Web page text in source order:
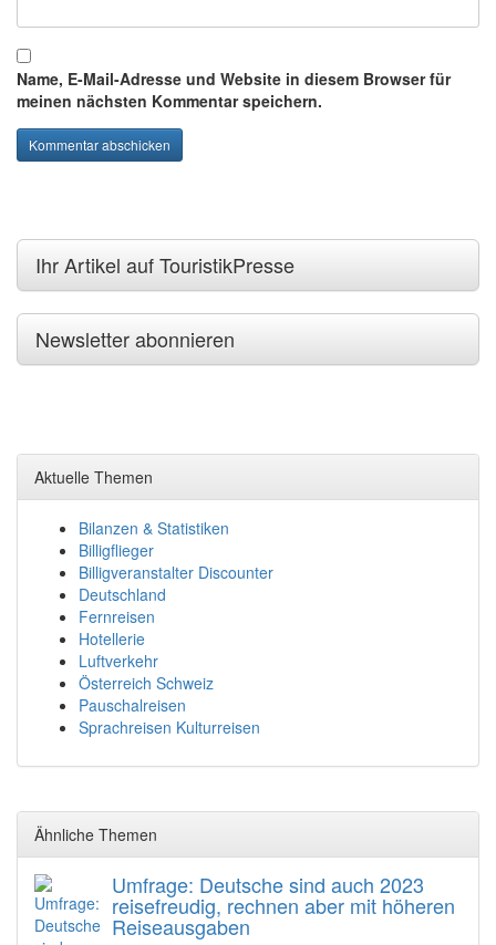
Name, E-Mail-Adresse und Website in diesem Browser für
meinen nächsten Kommentar speichern.
Ihr Artikel auf TouristikPresse
Newsletter abonnieren
Aktuelle Themen
Bilanzen & Statistiken
Billigflieger
Billigveranstalter Discounter
Deutschland
Fernreisen
Hotellerie
Luftverkehr
Österreich Schweiz
Pauschalreisen
Sprachreisen Kulturreisen
Ähnliche Themen
Umfrage: Deutsche sind auch 2023
reisefreudig, rechnen aber mit höheren
Reiseausgaben